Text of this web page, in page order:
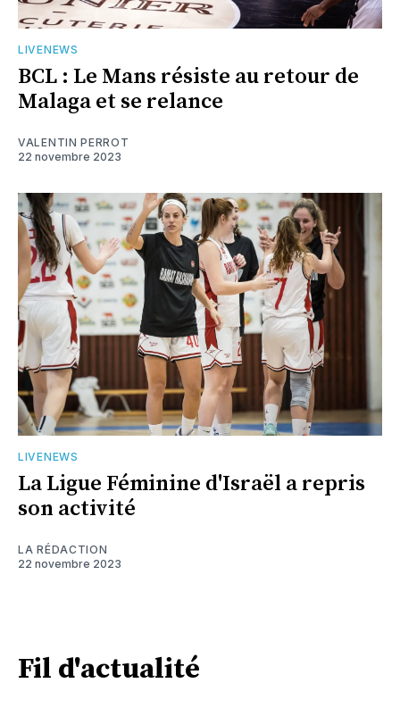
LIVENEWS
BCL : Le Mans résiste au retour de
Malaga et se relance
VALENTIN PERROT
22 novembre 2023
LIVENEWS
La Ligue Féminine d'Israël a repris
son activité
LA RÉDACTION
22 novembre 2023
Fil d'actualité